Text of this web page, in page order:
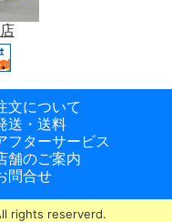
文について
送・送料
フターサービス
舗のご案内
問合せ
rights reserverd.